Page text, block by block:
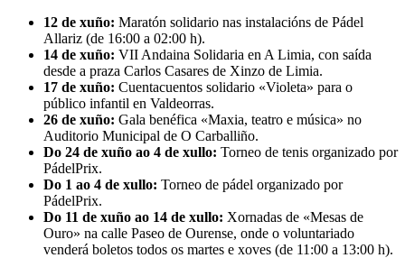
12 de xuño: Maratón solidario nas instalacións de Pádel
Allariz (de 16:00 a 02:00 h).
14 de xuño: VII Andaina Solidaria en A Limia, con saída
desde a praza Carlos Casares de Xinzo de Limia.
17 de xuño: Cuentacuentos solidario «Violeta» para o
público infantil en Valdeorras.
26 de xuño: Gala benéfica «Maxia, teatro e música» no
Auditorio Municipal de O Carballiño.
Do 24 de xuño ao 4 de xullo: Torneo de tenis organizado por
PádelPrix.
Do 1 ao 4 de xullo: Torneo de pádel organizado por
PádelPrix.
Do 11 de xuño ao 14 de xullo: Xornadas de «Mesas de
Ouro» na calle Paseo de Ourense, onde o voluntariado
venderá boletos todos os martes e xoves (de 11:00 a 13:00 h).